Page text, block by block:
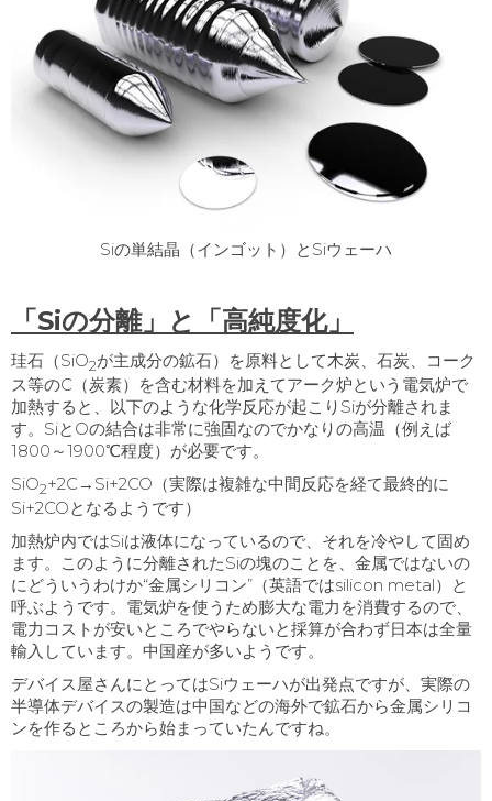
Siの単結晶（インゴット）とSiウェーハ
「Siの分離」と「高純度化」
珪石（SiO2が主成分の鉱石）を原料として木炭、石炭、コーク
ス等のC （炭素）を含む材料を加えてアーク炉という電気炉で
加熱すると、以下のような化学反応が起こり Siが分離されま
す。 Siと Oの結合は非常に強固なのでかなりの高温（例えば
1800 ～1900℃程度）が必要です。
SiO2+2C→ Si+2CO （実際は複雑な中間反応を経て最終的に
Si+2COとなるようです）
加熱炉内ではSiは液体になっているので、それを冷やして固め
ます。このように分離されたSiの塊のことを、金属ではないの
にどういうわけか“金属シリコン”（英語ではsilicon metal）と
呼ぶようです。電気炉を使うため膨大な電力を消費するので、
電力コストが安いところでやらないと採算が合わず日本は全量
輸入しています。中国産が多いようです。
デバイス屋さんにとってはSiウェーハが出発点ですが、実際の
半導体デバイスの製造は中国などの海外で鉱石から金属シリコ
ンを作るところから始まっていたんですね。